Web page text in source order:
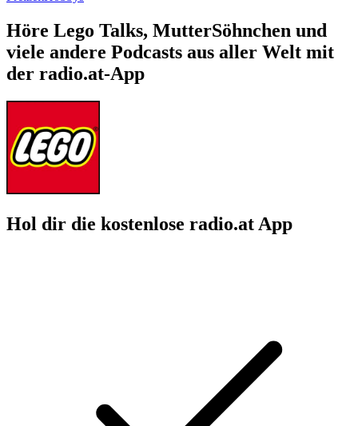
Höre Lego Talks, MutterSöhnchen und
viele andere Podcasts aus aller Welt mit
der radio.at-App
Hol dir die kostenlose radio.at App